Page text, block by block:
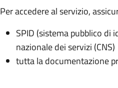
Per accedere al servizio,
SPID (sistema pubblico di
nazionale dei servizi (CNS)
tutta la documentazione